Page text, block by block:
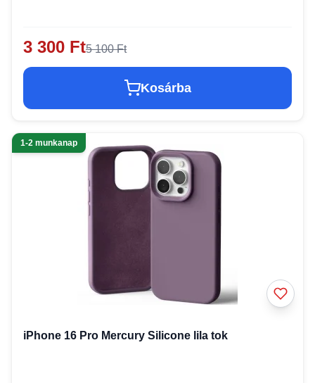
3 300 Ft5 100 Ft
Kosárba
1-2 munkanap
iPhone 16 Pro Mercury Silicone lila tok